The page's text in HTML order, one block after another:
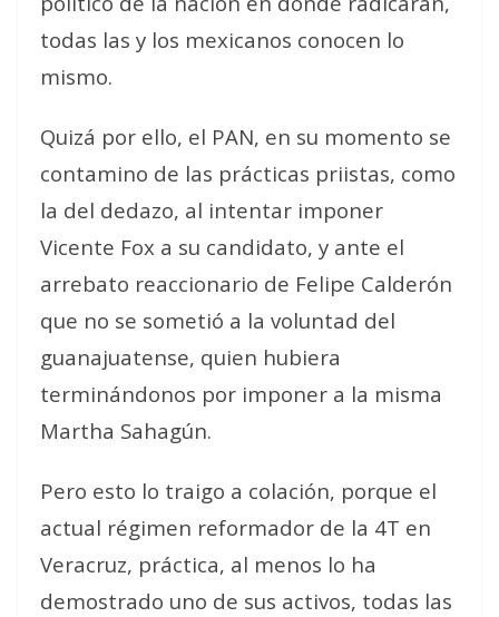
todas las y los mexicanos conocen lo
mismo.
Quizá por ello, el PAN, en su momento se
contamino de las prácticas priistas, como
la del dedazo, al intentar imponer
Vicente Fox a su candidato, y ante el
arrebato reaccionario de Felipe Calderón
que no se sometió a la voluntad del
guanajuatense, quien hubiera
terminándonos por imponer a la misma
Martha Sahagún.
Pero esto lo traigo a colación, porque el
actual régimen reformador de la 4T en
Veracruz, práctica, al menos lo ha
demostrado uno de sus activos, todas las